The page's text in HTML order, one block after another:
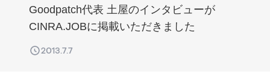
Goodpatch代表 土屋のインタビューが
CINRA.JOBに掲載いただきました
2013.7.7